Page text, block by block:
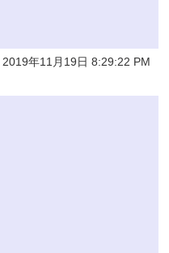
年11月19日 8:29:22 PM